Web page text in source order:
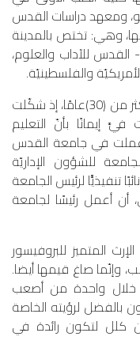
ومعهد دراسات القدس
وهي: تختص بالمدينة
القدس للآداب والعلوم،
والفلسطينيّة.
جئتُ جامعةَ القدس أوّل مرة طالبًا منذ أكثر من (30)عامًا، إذ شكّلت
إيمانًا بأنّ التعليم
عملت في جامعة القدس
للشؤون الإداريّة
تنفيذيًّا لرئيس الجامعة
أن أعمل رئيسًا لجامعة
المتميز للبروفيسور
وإنّما صاغ قيمها أيضا.
على مدى (20)عامًا خلال واحدة من أصعب
بالفضل لرؤيته الخاصة
لتكون رائدة في